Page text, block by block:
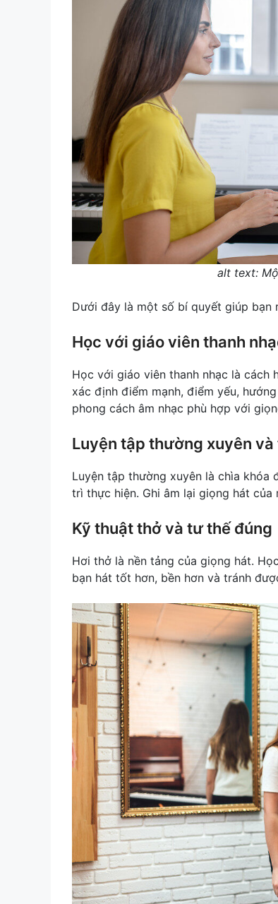
alt text:
Dưới đây là một số bí quyết giúp bạn
Học với giáo viên thanh
Học với giáo viên thanh nhạc là cách
xác định điểm mạnh, điểm yếu,
phong cách âm nhạc phù hợp với
Luyện tập thường xuyên
Luyện tập thường xuyên là chìa khóa
trì thực hiện. Ghi âm lại giọng hát
Kỹ thuật thở và tư thế đúng
Hơi thở là nền tảng của giọng hát.
bạn hát tốt hơn, bền hơn và tránh